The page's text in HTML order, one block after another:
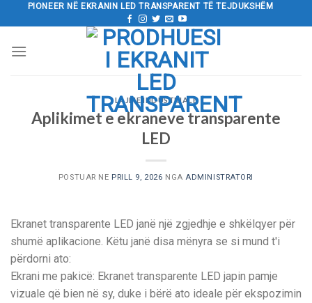
tek
PIONEER NË EKRANIN LED TRANSPARENT TË TEJDUKSHËM
LAJME INDUSTRIALE
Aplikimet e ekraneve transparente
LED
POSTUAR NE PRILL 9, 2026 NGAADMINISTRATORI
Ekranet transparente LED janë një zgjedhje e shkëlqyer për
shumë aplikacione. Këtu janë disa mënyra se si mund t'i
përdorni ato:
Ekrani me pakicë: Ekranet transparente LED japin pamje
vizuale që bien në sy, duke i bërë ato ideale për ekspozimin